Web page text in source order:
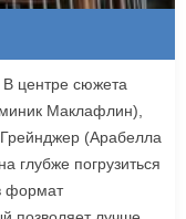
центре сюжета
Маклафлин),
(Арабелла
глубже погрузиться
формат